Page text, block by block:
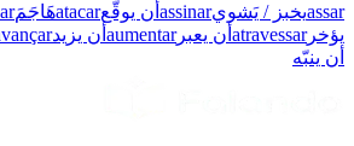
assarيخبز / يَشويassinar أن يوقّعatacarهَاجَمَ
يؤخرatravessar أن يعبرaumentar أن يزيد
أن ينبّه